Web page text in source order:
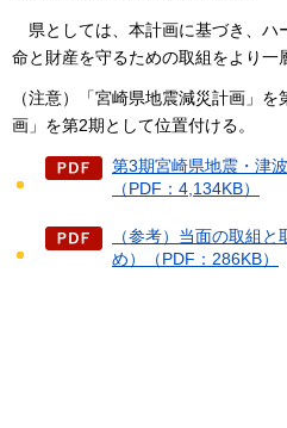
県としては、本計画に基づき、
命と財産を守るための取組をより一
（注意）「宮崎県地震減災計画」
画」を第2期として位置付ける。
第3期宮崎県地震・津
（PDF：4,134KB）
（参考）当面の取組
め）（PDF：286KB）